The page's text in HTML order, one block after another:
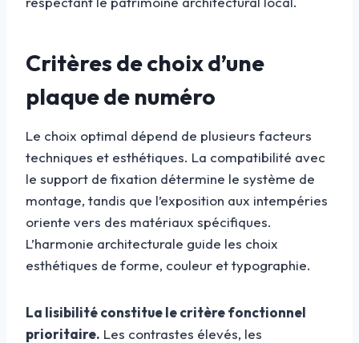
Critères de choix d’une
plaque de numéro
Le choix optimal dépend de plusieurs facteurs
techniques et esthétiques. La compatibilité avec
le support de fixation détermine le système de
montage, tandis que l’exposition aux intempéries
oriente vers des matériaux spécifiques.
L’harmonie architecturale guide les choix
esthétiques de forme, couleur et typographie.
La lisibilité constitue le critère fonctionnel
prioritaire. Les contrastes élevés, les